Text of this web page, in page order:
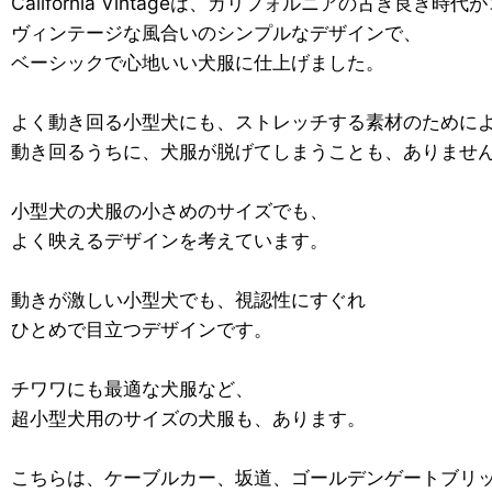
ヴィンテージな風合いのシンプルなデザインで、
ベーシックで心地いい犬服に仕上げました。
よく動き回る小型犬にも、ストレッチする素材のために
動き回るうちに、犬服が脱げてしまうことも、ありません
小型犬の犬服の小さめのサイズでも、
よく映えるデザインを考えています。
動きが激しい小型犬でも、視認性にすぐれ
ひとめで目立つデザインです。
チワワにも最適な犬服など、
超小型犬用のサイズの犬服も、あります。
こちらは、ケーブルカー、坂道、ゴールデンゲートブリッ